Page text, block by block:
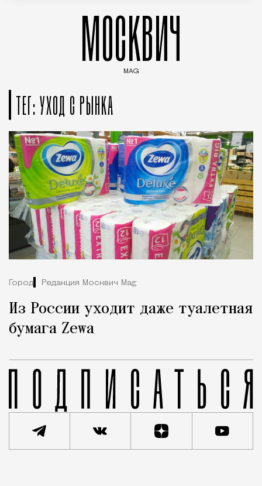
МОСКВИЧ
MAG
ТЕГ: УХОД С РЫНКА
Город Редакция Москвич Mag
Из России уходит даже туалетная
бумага Zewa